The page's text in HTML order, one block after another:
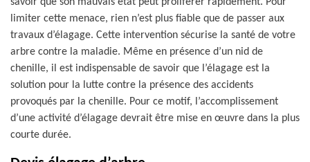
limiter cette menace, rien n’est plus fiable que de passer aux
travaux d’élagage. Cette intervention sécurise la santé de votre
arbre contre la maladie. Même en présence d’un nid de
chenille, il est indispensable de savoir que l’élagage est la
solution pour la lutte contre la présence des accidents
provoqués par la chenille. Pour ce motif, l’accomplissement
d’une activité d’élagage devrait être mise en œuvre dans la plus
courte durée.